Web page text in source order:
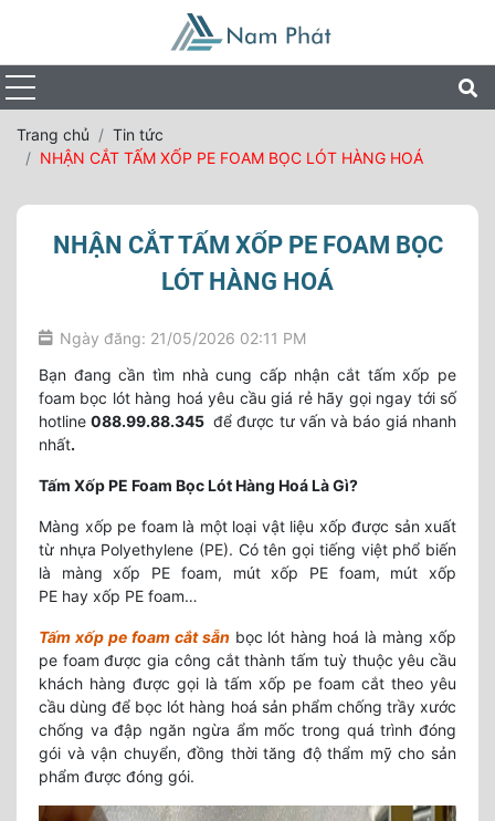
Trang chủ
Tin tức
NHẬN CẮT TẤM XỐP PE FOAM BỌC LÓT HÀNG HOÁ
NHẬN CẮT TẤM XỐP PE FOAM BỌC
LÓT HÀNG HOÁ
Ngày đăng: 21/05/2026 02:11 PM
Bạn đang cần tìm nhà cung cấp nhận cắt tấm xốp pe
foam bọc lót hàng hoá yêu cầu giá rẻ hãy gọi ngay tới số
hotline088.99.88.345 để được tư vấn và báo giá nhanh
nhất.
Tấm Xốp PE Foam Bọc Lót Hàng Hoá Là Gì?
Màng xốp pe foam là một loại vật liệu xốp được sản xuất
từ nhựa Polyethylene (PE). Có tên gọi tiếng việt phổ biến
là màng xốp PE foam, mút xốp PE foam, mút xốp
PE hay xốp PE foam…
Tấm xốp pe foam cắt sẵn bọc lót hàng hoá là màng xốp
pe foam được gia công cắt thành tấm tuỳ thuộc yêu cầu
khách hàng được gọi là tấm xốp pe foam cắt theo yêu
cầu dùng để bọc lót hàng hoá sản phẩm chống trầy xước
chống va đập ngăn ngừa ẩm mốc trong quá trình đóng
gói và vận chuyển, đồng thời tăng độ thẩm mỹ cho sản
phẩm được đóng gói.